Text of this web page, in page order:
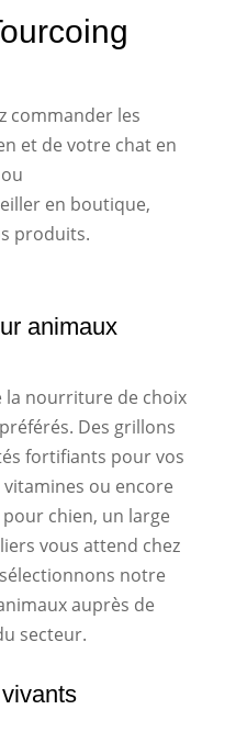
commander les
et de votre chat en
en boutique,
produits.
animaux
la nourriture de choix
Des grillons
fortifiants pour vos
ou encore
chien, un large
vous attend chez
notre
auprès de
secteur.